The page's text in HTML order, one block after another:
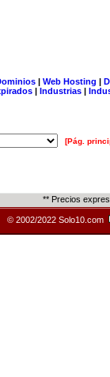
| Web Hosting |
| Industrias |
[Pág.
** Precios
© 2002/2022 Solo10.com